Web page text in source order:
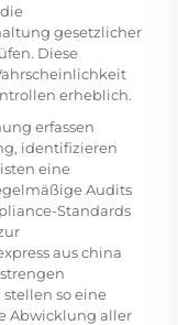
gesetzlicher
Diese
erheblich.
erfassen
identifizieren
eine
Audits
Standards
aus china
so eine
Abwicklung aller